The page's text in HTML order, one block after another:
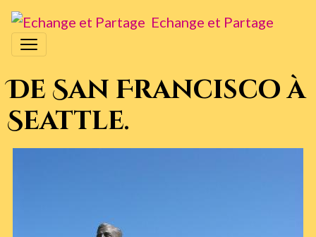
Echange et Partage
De San Francisco à
Seattle.